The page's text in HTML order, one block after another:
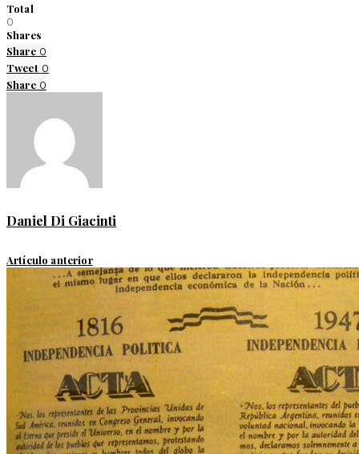
Total
0
Shares
Share 0
Tweet 0
Share 0
Daniel Di Giacinti
Artículo anterior